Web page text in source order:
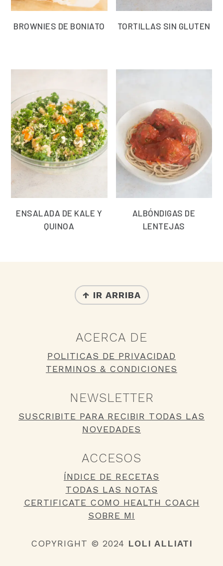
BROWNIES DE BONIATO TORTILLAS SIN GLUTEN
ENSALADA DE KALE Y
QUINOA
ALBÓNDIGAS DE
LENTEJAS
↑ IR ARRIBA
ACERCA DE
POLITICAS DE PRIVACIDAD
TERMINOS & CONDICIONES
NEWSLETTER
SUSCRIBITE PARA RECIBIR TODAS LAS
NOVEDADES
ACCESOS
ÍNDICE DE RECETAS
TODAS LAS NOTAS
CERTIFICATE COMO HEALTH COACH
SOBRE MI
COPYRIGHT © 2024 LOLI ALLIATI